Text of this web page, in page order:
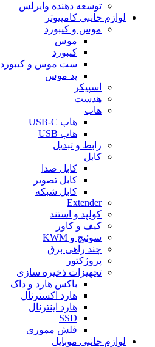
توسعه دهنده وایرلس
لوازم جانبی کامپیوتر
موس و کیبورد
موس
کیبورد
ست موس و کیبورد
پد موس
اسپیکر
هدست
هاب
هاب USB-C
هاب USB
رابط و تبدیل
کابل
کابل صدا
کابل تصویر
کابل شبکه
Extender
کولپد و استند
کیف و کاور
سوئیچ و KWM
چند راهی برق
پروژکتور
تجهیزات ذخیره سازی
باکس هارد و داک
هارد اکسترنال
هارد اینترنال
SSD
فلش مموری
لوازم جانبی موبایل